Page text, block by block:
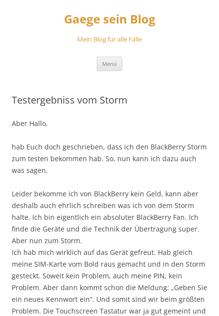
Gaege sein Blog
Mein Blog für alle Fälle
Menü
Testergebniss vom Storm
Aber Hallo,
hab Euch doch geschrieben, dass ich den BlackBerry Storm
zum testen bekommen hab. So, nun kann ich dazu auch
was sagen.
Leider bekomme ich von BlackBerry kein Geld, kann aber
deshalb auch ehrlich schreiben was ich von dem Storm
halte. Ich bin eigentlich ein absoluter BlackBerry Fan. Ich
finde die Geräte und die Technik der Übertragung super.
Aber nun zum Storm.
Ich hab mich wirklich auf das Gerät gefreut. Hab gleich
meine SIM-Karte vom Bold raus gemacht und in den Storm
gesteckt. Soweit kein Problem, auch meine PIN, kein
Problem. Aber dann kommt schon die Meldung: „Geben Sie
ein neues Kennwort ein“. Und somit sind wir beim größten
Problem. Die Touchscreen Tastatur war ja gut gemeint und